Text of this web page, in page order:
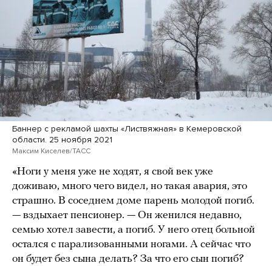
Баннер с рекламой шахты «Листвяжная» в Кемеровской
области. 25 ноября 2021
Максим Киселев/ТАСС
«Ноги у меня уже не ходят, я свой век уже
доживаю, много чего видел, но такая авария, это
страшно. В соседнем доме парень молодой погиб.
— вздыхает пенсионер. — Он женился недавно,
семью хотел завести, а погиб. У него отец больной
остался с парализованными ногами. А сейчас что
он будет без сына делать? За что его сын погиб?